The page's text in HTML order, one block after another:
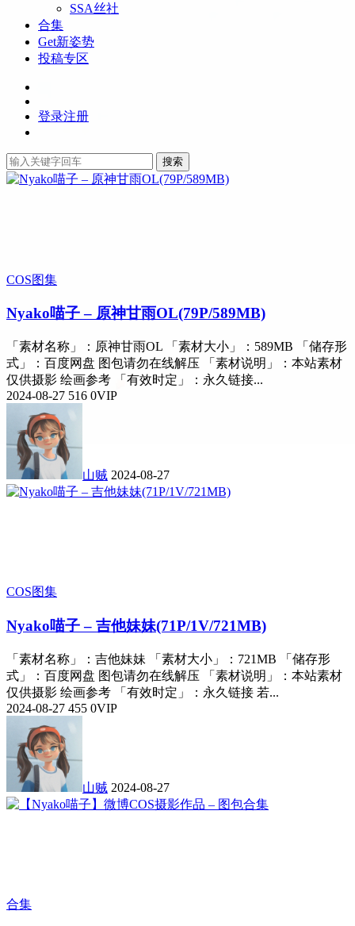
SSA丝社
合集
Get新姿势
投稿专区
登录注册
搜索
COS图集
Nyako喵子 – 原神甘雨OL(79P/589MB)
「素材名称」：原神甘雨OL 「素材大小」：589MB 「储存形
式」：百度网盘 图包请勿在线解压 「素材说明」：本站素材
仅供摄影 绘画参考 「有效时定」：永久链接...
2024-08-27 516 0VIP
山贼 2024-08-27
COS图集
Nyako喵子 – 吉他妹妹(71P/1V/721MB)
「素材名称」：吉他妹妹 「素材大小」：721MB 「储存形
式」：百度网盘 图包请勿在线解压 「素材说明」：本站素材
仅供摄影 绘画参考 「有效时定」：永久链接 若...
2024-08-27 455 0VIP
山贼 2024-08-27
合集